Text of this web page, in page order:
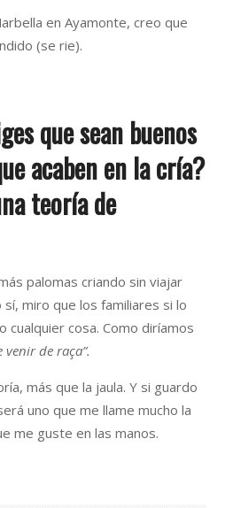
en Ayamonte, creo que
(se rie).
que sean buenos
acaben en la cría?
teoría de
palomas criando sin viajar
miro que los familiares si lo
cualquier cosa. Como diríamos
venir de raça”.
más que la jaula. Y si guardo
uno que me llame mucho la
me guste en las manos.